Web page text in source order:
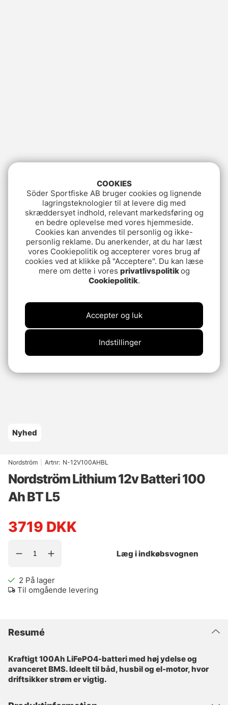
Nyhed
Nordström Artnr: N-12V100AHBL
Nordström Lithium 12v Batteri 100
Ah BT L5
3719 DKK
Læg i indkøbsvognen
2 På lager
Til omgående levering
Resumé
Kraftigt 100Ah LiFePO4-batteri med høj ydelse og
avanceret BMS. Ideelt til båd, husbil og el-motor, hvor
driftsikker strøm er vigtig.
COOKIES
Söder Sportfiske AB bruger cookies og lignende
lagringsteknologier til at levere dig med
skræddersyet indhold, relevant markedsføring og
en bedre oplevelse med vores hjemmeside.
Cookies kan anvendes til personlig og ikke-
personlig reklame. Du anerkender, at du har læst
vores Cookiepolitik og accepterer vores brug af
cookies ved at klikke på "Acceptere". Du kan læse
mere om dette i vores privatlivspolitikog
Cookiepolitik.
Indstillinger
Accepter og luk